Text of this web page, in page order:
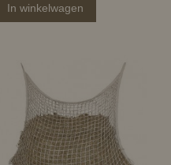
In winkelwagen